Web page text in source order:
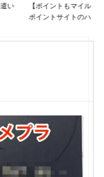
】
【最短4日間でANAマ
るニモカルート完...